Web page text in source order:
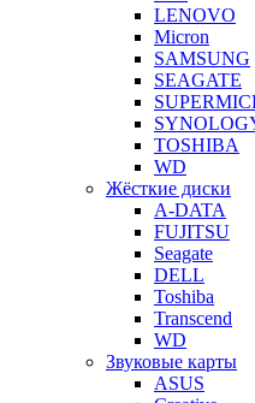
LENOVO
Micron
SAMSUNG
SEAGATE
TOSHIBA
WD
Жёсткие диски
A-DATA
FUJITSU
Seagate
DELL
Toshiba
Transcend
WD
Звуковые карты
ASUS